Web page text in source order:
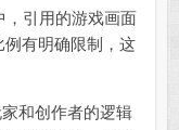
引用的游戏画面
有明确限制，这
和创作者的逻辑